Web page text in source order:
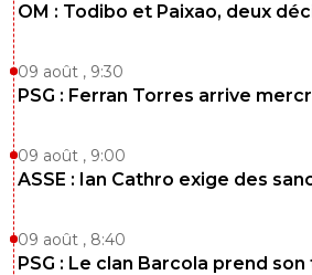
OM : Todibo et Paixao, deux
09 août , 9:30
PSG : Ferran Torres arrive
09 août , 9:00
ASSE : Ian Cathro exige des
09 août , 8:40
PSG : Le clan Barcola prend